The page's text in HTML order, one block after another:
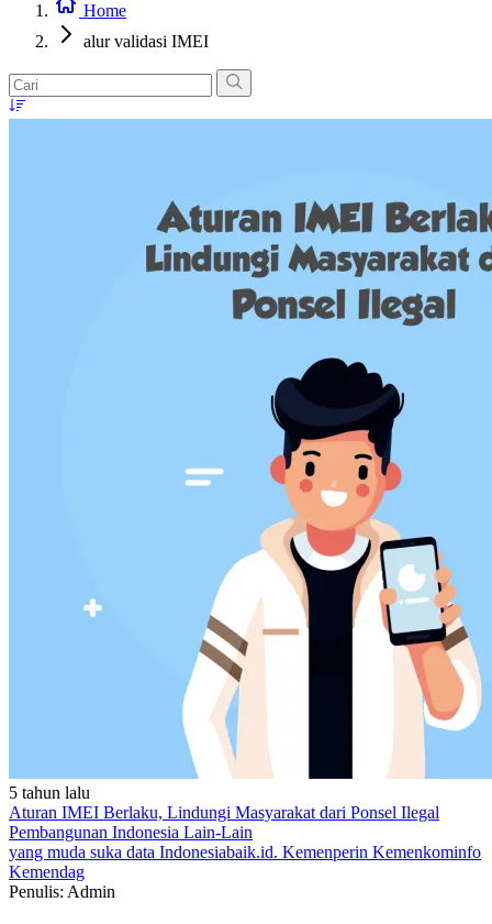
Home
alur validasi IMEI
5 tahun lalu
Aturan IMEI Berlaku, Lindungi Masyarakat dari Ponsel Ilegal
Pembangunan Indonesia Lain-Lain
yang muda suka data Indonesiabaik.id. Kemenperin Kemenkominfo
Kemendag
Penulis: Admin